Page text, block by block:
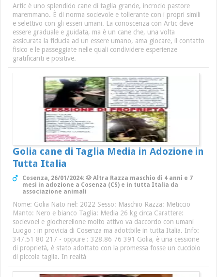
Artic è uno splendido cane di taglia grande, incrocio pastore
maremmano. È di norma socievole e tollerante con i propri simili
e selettivo con gli esseri umani. La conoscenza con Artic deve
essere graduale e guidata, ma è un cane che, una volta
assicurata la fiducia ad un essere umano, ama giocare, il contatto
fisico e le passeggiate nelle quali condividere esperienze
gratificanti e positive.
Golia cane di Taglia Media in Adozione in
Tutta Italia
Cosenza, 26/01/2024: 🐶 Altra Razza maschio di 4 anni e 7
mesi in adozione a Cosenza (CS) e in tutta Italia da
associazione animali
Nome: Golia Nato nel: 2022 Sesso: Maschio Razza: Meticcio
Manto: Nero e bianco Taglia: Media 26 kg circa Carattere:
socievoel e giocherellone molto attivo va daccordo con umani
Luogo : in provicia di Cosenza ma adottbile in tutta Italia. Info:
347.51 80 217 - oppure : 328.86 76 391 Golia, è una cessione
di proprietà, è stato adottato con la promessa fosse un cucciolo
di piccola taglia. In realtà